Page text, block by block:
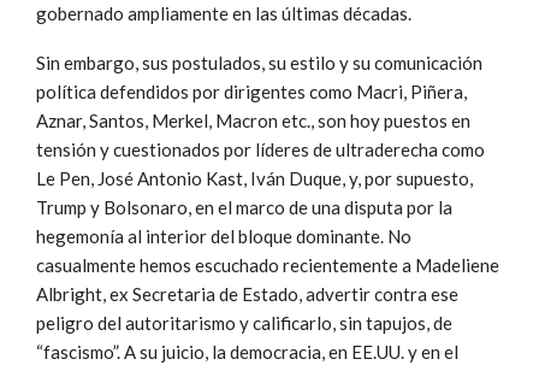
gobernado ampliamente en las últimas décadas.
Sin embargo, sus postulados, su estilo y su comunicación
política defendidos por dirigentes como Macri, Piñera,
Aznar, Santos, Merkel, Macron etc., son hoy puestos en
tensión y cuestionados por líderes de ultraderecha como
Le Pen, José Antonio Kast, Iván Duque, y, por supuesto,
Trump y Bolsonaro, en el marco de una disputa por la
hegemonía al interior del bloque dominante. No
casualmente hemos escuchado recientemente a Madeliene
Albright, ex Secretaria de Estado, advertir contra ese
peligro del autoritarismo y calificarlo, sin tapujos, de
“fascismo”. A su juicio, la democracia, en EE.UU. y en el